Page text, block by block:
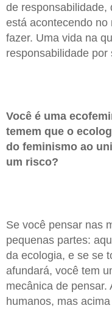
de responsabilidade,
está acontecendo
fazer. Uma vida na
responsabilidade por
Você é uma
temem que o
do feminismo ao
um risco?
Se você pensar nas
pequenas partes:
da ecologia, e se se
afundará, você tem
mecânica de pensar.
humanos, mas